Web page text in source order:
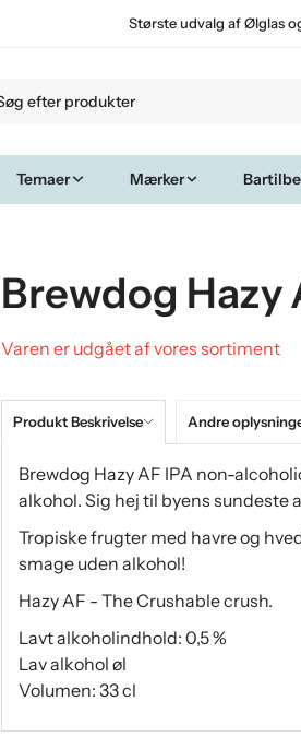
Største udvalg af Ølglas
Temaer Mærker
Brewdog Hazy
Varen er udgået af vores sortiment
Produkt Beskrivelse Andre
Brewdog Hazy AF IPA non-
alkohol. Sig hej til byens sundeste
Tropiske frugter med havre og
smage uden alkohol!
Hazy AF - The Crushable crush.
Lavt alkoholindhold: 0,5 %
Lav alkohol øl
Volumen: 33 cl